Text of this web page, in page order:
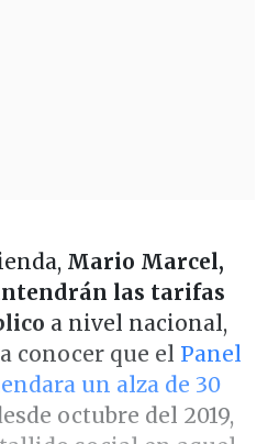
Mario Marcel,
las tarifas
a nivel nacional,
conocer que el Panel
un alza de 30
octubre del 2019,